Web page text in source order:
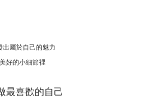
出屬於自己的魅力
好的小細節裡
喜歡的自己